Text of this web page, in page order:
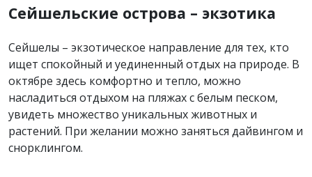
Сейшельские острова – экзотика
Сейшелы – экзотическое направление для тех, кто
ищет спокойный и уединенный отдых на природе. В
октябре здесь комфортно и тепло, можно
насладиться отдыхом на пляжах с белым песком,
увидеть множество уникальных животных и
растений. При желании можно заняться дайвингом и
снорклингом.